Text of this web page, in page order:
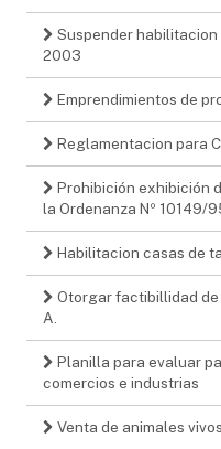
Suspender
2003
Emprendimientos de
Reglamentacion para
Prohibición exhibición
la Ordenanza Nº 10149/
Habilitacion casas de
Otorgar factibillidad de
A.
Planilla para evaluar
comercios e industrias
Venta de animales vivos